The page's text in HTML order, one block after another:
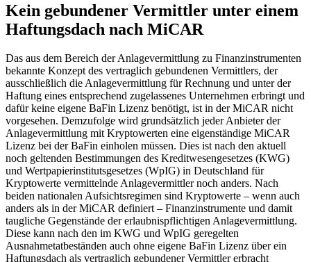
Kein gebundener Vermittler unter einem
Haftungsdach nach MiCAR
Das aus dem Bereich der Anlagevermittlung zu Finanzinstrumenten
bekannte Konzept des vertraglich gebundenen Vermittlers, der
ausschließlich die Anlagevermittlung für Rechnung und unter der
Haftung eines entsprechend zugelassenes Unternehmen erbringt und
dafür keine eigene BaFin Lizenz benötigt, ist in der MiCAR nicht
vorgesehen. Demzufolge wird grundsätzlich jeder Anbieter der
Anlagevermittlung mit Kryptowerten eine eigenständige MiCAR
Lizenz bei der BaFin einholen müssen. Dies ist nach den aktuell
noch geltenden Bestimmungen des Kreditwesengesetzes (KWG)
und Wertpapierinstitutsgesetzes (WpIG) in Deutschland für
Kryptowerte vermittelnde Anlagevermittler noch anders. Nach
beiden nationalen Aufsichtsregimen sind Kryptowerte – wenn auch
anders als in der MiCAR definiert – Finanzinstrumente und damit
taugliche Gegenstände der erlaubnispflichtigen Anlagevermittlung.
Diese kann nach den im KWG und WpIG geregelten
Ausnahmetatbeständen auch ohne eigene BaFin Lizenz über ein
Haftungsdach als vertraglich gebundener Vermittler erbracht